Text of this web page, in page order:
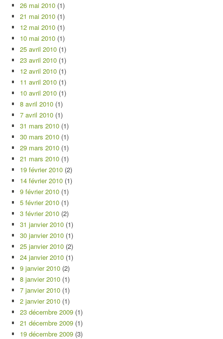
26 mai 2010 (1)
21 mai 2010 (1)
12 mai 2010 (1)
10 mai 2010 (1)
25 avril 2010 (1)
23 avril 2010 (1)
12 avril 2010 (1)
11 avril 2010 (1)
10 avril 2010 (1)
8 avril 2010 (1)
7 avril 2010 (1)
31 mars 2010 (1)
30 mars 2010 (1)
29 mars 2010 (1)
21 mars 2010 (1)
19 février 2010 (2)
14 février 2010 (1)
9 février 2010 (1)
5 février 2010 (1)
3 février 2010 (2)
31 janvier 2010 (1)
30 janvier 2010 (1)
25 janvier 2010 (2)
24 janvier 2010 (1)
9 janvier 2010 (2)
8 janvier 2010 (1)
7 janvier 2010 (1)
2 janvier 2010 (1)
23 décembre 2009 (1)
21 décembre 2009 (1)
19 décembre 2009 (3)